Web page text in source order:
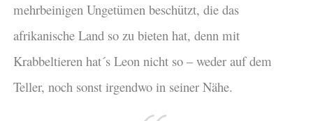
mehrbeinigen Ungetümen beschützt, die das
afrikanische Land so zu bieten hat, denn mit
Krabbeltieren hat´s Leon nicht so – weder auf dem
Teller, noch sonst irgendwo in seiner Nähe.